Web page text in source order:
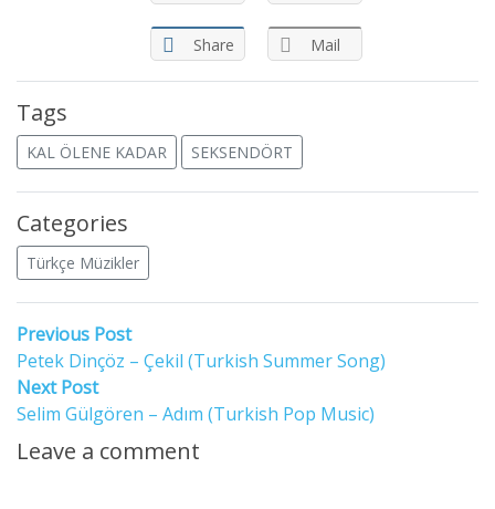
Share Mail
Tags
KAL ÖLENE KADAR SEKSENDÖRT
Categories
Türkçe Müzikler
Yazı
gezinmesi
Previous PostPrevious
post:
Petek Dinçöz – Çekil (Turkish Summer Song)
Next PostNext
post:
Selim Gülgören – Adım (Turkish Pop Music)
Leave a comment